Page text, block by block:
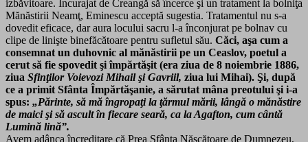
izbăvitoare. Încurajat de Creangă să încerce şi un tratament la bolniţa
Mănăstirii Neamţ, Eminescu acceptă sugestia. Tratamentul nu s-a
dovedit eficace, dar aura locului sacru l-a înconjurat pe bolnav cu
clipe de linişte binefăcătoare pentru sufletul său. Căci, aşa cum a
consemnat un duhovnic al mănăstirii pe un Ceaslov, poetul a
cerut să fie spovedit şi împărtăşit (era ziua de 8 noiembrie 1886,
ziua Sfinţilor Voievozi Mihail şi Gavriil, ziua lui Mihai). Şi, după
ce a primit Sfânta Împărtăşanie, a sărutat mâna preotului şi i-a
spus: „Părinte, să mă îngropaţi la ţărmul mării, lângă o mănăstire
de maici şi să ascult în fiecare seară, ca la Agafton, cum cântă
Lumină lină”.
Avem adânca încrediţare că Prea Sfânta Născătoare de Dumnezeu,